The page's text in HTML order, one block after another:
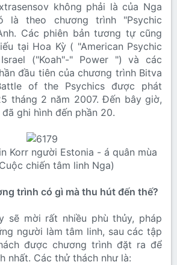
không phải là của Nga
là theo chương trình "Psychic
Các phiên bản tương tự cũng
tại Hoa Kỳ ( "American Psychic
("Koah"-" Power ") và các
đầu tiên của chương trình Bitva
of the Psychics được phát
tháng 2 năm 2007. Đến bây giờ,
ghi hình đến phần 20.
Korr người Estonia - á quân mùa
chiến tâm linh Nga)​
trình có gì mà thu hút đến thế?
sẽ mời rất nhiều phù thủy, pháp
người làm tâm linh, sau các tập
được chương trình đặt ra để
nhất. Các thử thách như là: